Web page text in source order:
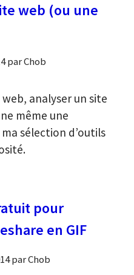
web (ou une
par Chob
analyser un site
même une
sélection d’outils
pour
en GIF
par Chob